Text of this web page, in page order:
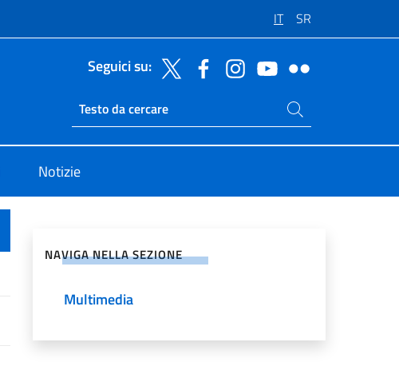
IT SR
Seguici su:
Ricerca sito live
Cerca nel sito
Notizie
NAVIGA NELLA SEZIONE
Multimedia